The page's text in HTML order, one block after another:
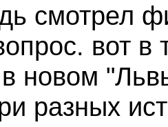
смотрел
вот
новом
разных